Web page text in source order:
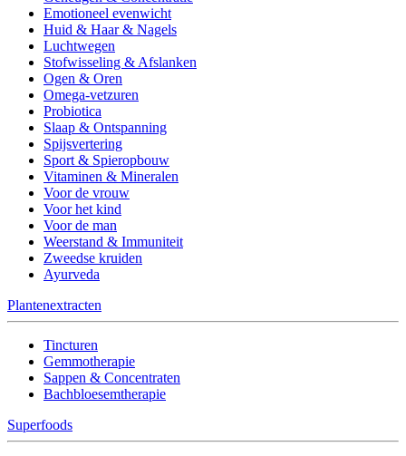
Emotioneel evenwicht
Huid & Haar & Nagels
Luchtwegen
Stofwisseling & Afslanken
Ogen & Oren
Omega-vetzuren
Probiotica
Slaap & Ontspanning
Spijsvertering
Sport & Spieropbouw
Vitaminen & Mineralen
Voor de vrouw
Voor het kind
Voor de man
Weerstand & Immuniteit
Zweedse kruiden
Ayurveda
Plantenextracten
Tincturen
Gemmotherapie
Sappen & Concentraten
Bachbloesemtherapie
Superfoods